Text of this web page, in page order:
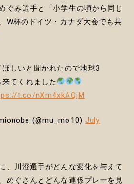
ぐみ選手と「小学生の頃から同じ
W杯のドイツ・カナダ大会でも共
ほしいと聞かれたので地球3
てくれました
t.co/nXm4xkAQjM
(@mu_mo10)July
、川澄選手がどんな変化を与えて
めぐさんとどんな連係プレーを見